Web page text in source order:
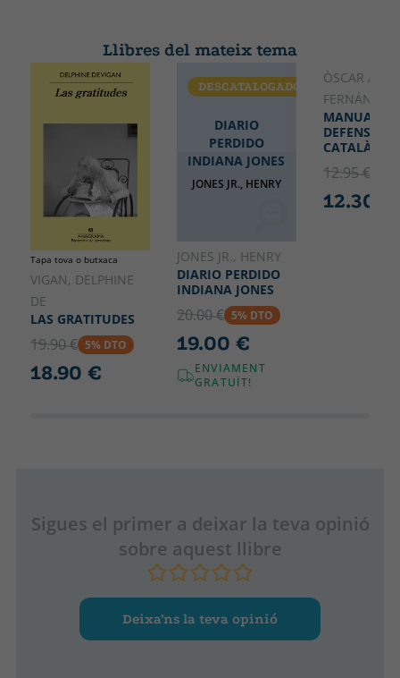
Llibres del mateix tema
Tapa tova o butxaca
VIGAN, DELPHINE
DE
LAS GRATITUDES
19.90 € 5% DTO
18.90 €
DIARIO
PERDIDO
INDIANA JONES
JONES JR., HENRY
DESCATALOGADO
JONES JR., HENRY
DIARIO PERDIDO
INDIANA JONES
20.00 € 5% DTO
19.00 €
ENVIAMENT
GRATUÏT!
CATALÀ
ÒSCAR
FERNÁNDEZ
MANUAL DE
DEFENSA
CATALÀ
12.95 €
12.30 €
Sigues el primer a deixar la teva opinió
sobre aquest llibre
Deixa’ns la teva opinió